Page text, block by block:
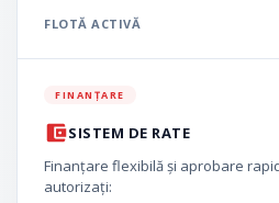
FLOTĂ ACTIVĂ
FINANȚARE
SISTEM DE RATE
Finanțare flexibilă și aprobare
autorizați: